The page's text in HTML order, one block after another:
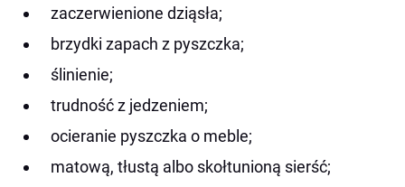
zaczerwienione dziąsła;
brzydki zapach z pyszczka;
ślinienie;
trudność z jedzeniem;
ocieranie pyszczka o meble;
matową, tłustą albo skołtunioną sierść;